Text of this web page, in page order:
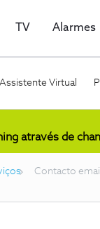
TV Alarmes
Assistente Virtual
através de
Contacto